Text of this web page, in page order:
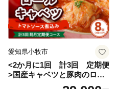
愛知県小牧市
<2か月に1回 計3回 定期便
>国産キャベツと豚肉のロー
ルキャベツ（4P入り）